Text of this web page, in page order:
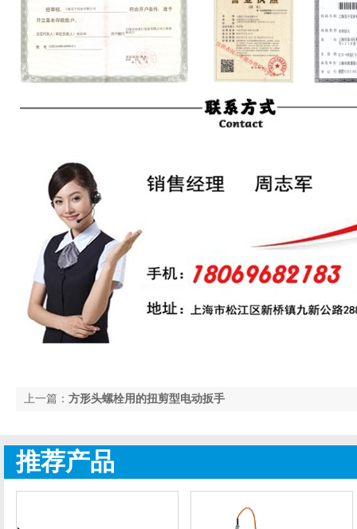
上一篇： 方形头螺栓用的扭剪型电动扳手
推荐产品